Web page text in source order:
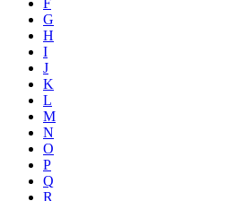
F
G
H
I
J
K
L
M
N
O
P
Q
R